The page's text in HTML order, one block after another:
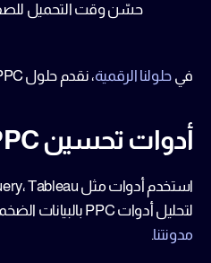
في حلولنا الرقمية، نقدم حلول PPC مبتكرة
أدوات تحسين PPC
لتحليل أدوات PPC بالبيانات الضخمة
مدونتنا.